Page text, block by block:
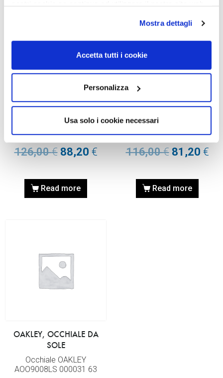
Mostra dettagli
Accetta tutti i cookie
Personalizza
Usa solo i cookie necessari
OAKLEY, OCCHIALE DA
Occhiale OAKLEY
AOO9182LS 000117 38
126,00€ 88,20 €
Read more
OAKLEY, OCCHIALE DA
Occhiale OAKLEY
AOO9009LS 000073 63
116,00€ 81,20 €
Read more
OAKLEY, OCCHIALE DA
SOLE
Occhiale OAKLEY
AOO9008LS 000031 63